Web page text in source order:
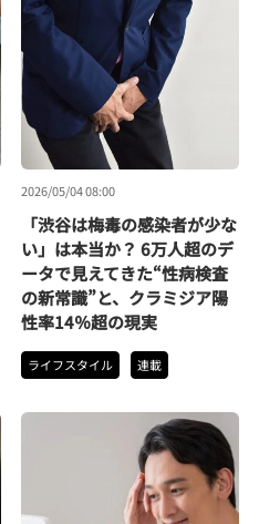
2026/05/04 08:00
「渋谷は梅毒の感染者が少な
い」は本当か？ 6万人超のデ
ータで見えてきた“性病検査
の新常識”と、クラミジア陽
性率14％超の現実
ライフスタイル 連載